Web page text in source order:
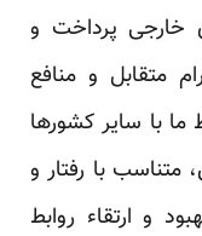
خارجی پرداخت و
متقابل و منافع
ما با سایر کشورها
با رفتار و
و ارتقاء روابط